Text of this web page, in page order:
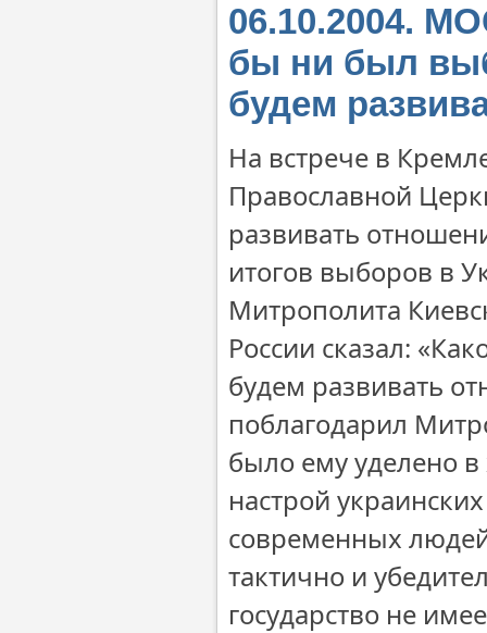
06.10.2004.
бы ни был
будем
На встрече в
Православной
развивать
итогов выборов в
Митрополита
России сказал:
будем развивать
поблагодарил
было ему уделено
настрой
современных
тактично и
государство не